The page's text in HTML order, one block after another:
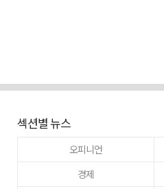
섹션별 뉴스
오피니언
경제